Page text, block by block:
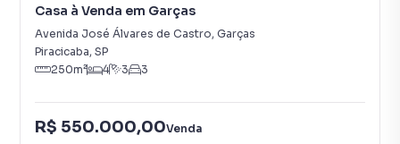
Casa à Venda em Garças
Avenida José Álvares de Castro, Garças
Piracicaba, SP
250m² 4 3 3
R$ 550.000,00Venda